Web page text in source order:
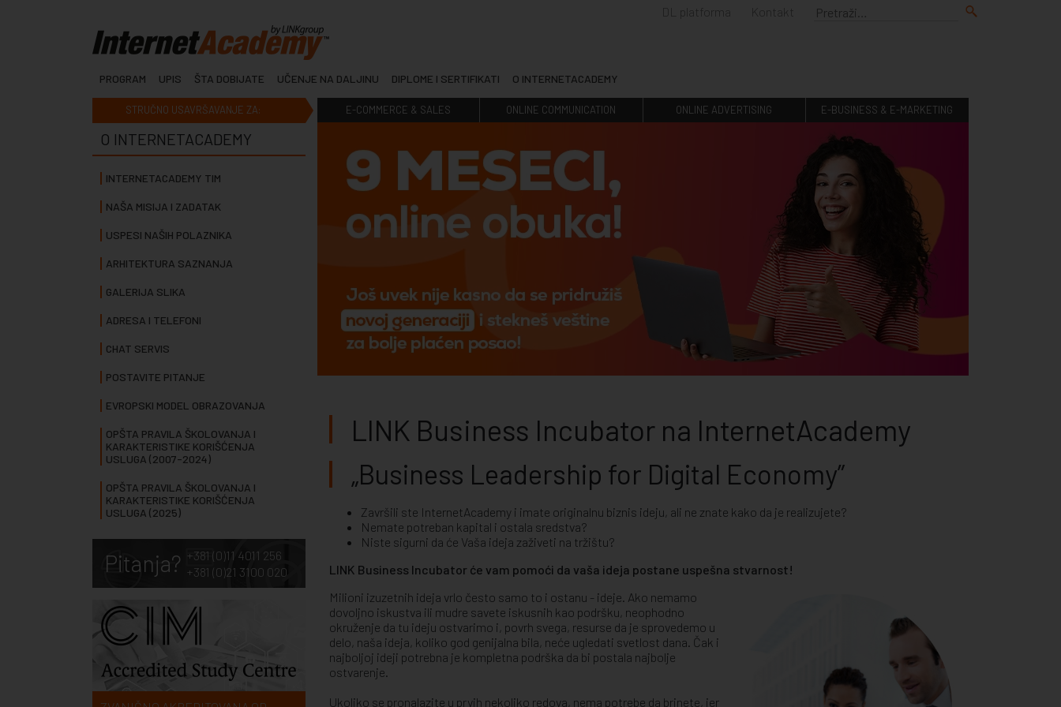
DL platforma Kontakt
PROGRAM UPIS ŠTA DOBIJATE UČENJE NA DALJINU DIPLOME I SERTIFIKATI O INTERNETACADEMY
STRUČNO USAVRŠAVANJE ZA: E-COMMERCE & SALES ONLINE COMMUNICATION ONLINE ADVERTISING E-BUSINESS & E-MARKETING
O INTERNETACADEMY
INTERNETACADEMY TIM
NAŠA MISIJA I ZADATAK
USPESI NAŠIH POLAZNIKA
ARHITEKTURA SAZNANJA
GALERIJA SLIKA
ADRESA I TELEFONI
CHAT SERVIS
POSTAVITE PITANJE
EVROPSKI MODEL OBRAZOVANJA
OPŠTA PRAVILA ŠKOLOVANJA I
KARAKTERISTIKE KORIŠĆENJA
USLUGA (2007-2024)
OPŠTA PRAVILA ŠKOLOVANJA I
KARAKTERISTIKE KORIŠĆENJA
USLUGA (2025)
Pitanja? +381 (0)11 4011 256
+381 (0)21 3100 020
LINK Business Incubator na InternetAcademy
„Business Leadership for Digital Economy”
Završili ste InternetAcademy i imate originalnu biznis ideju, ali ne znate kako da je realizujete?
Nemate potreban kapital i ostala sredstva?
Niste sigurni da će Vaša ideja zaživeti na tržištu?
LINK Business Incubator će vam pomoći da vaša ideja postane uspešna stvarnost!
Milioni izuzetnih ideja vrlo često samo to i ostanu - ideje. Ako nemamo
dovoljno iskustva ili mudre savete iskusnih kao podršku, neophodno
okruženje da tu ideju ostvarimo i, povrh svega, resurse da je sprovedemo u
delo, naša ideja, koliko god genijalna bila, neće ugledati svetlost dana. Čak i
najboljoj ideji potrebna je kompletna podrška da bi postala najbolje
ostvarenje.
Ukoliko se pronalazite u prvih nekoliko redova, nema potrebe da brinete, jer